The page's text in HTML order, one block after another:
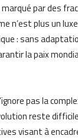
par des
n’est plus un
: sans
la paix
pas la
reste
visant à